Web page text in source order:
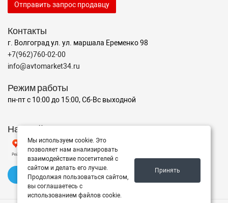
Отправить запрос продавцу
Контакты
г. Волгоград ул. ул. маршала Еременко 98
+7(962)760-02-00
info@avtomarket34.ru
Режим работы
пн-пт с 10:00 до 15:00, Сб-Вс выходной
Наш рейтинг на Яндексе
✍️ Оставить отзыв
Мы используем cookie. Это
позволяет нам анализировать
взаимодействие посетителей с
сайтом и делать его лучше.
Продолжая пользоваться сайтом,
вы соглашаетесь с
использованием файлов cookie.
Принять